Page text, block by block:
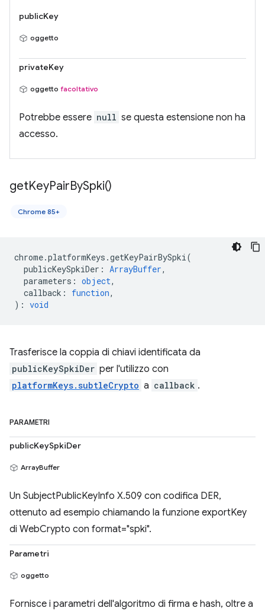
publicKey
oggetto
privateKey
oggetto facoltativo
Potrebbe essere null se questa estensione non ha
accesso.
getKeyPairBySpki()
Chrome 85+
chrome.platformKeys .getKeyPairBySpki(
publicKeySpkiDer : ArrayBuffer,
parameters : object,
callback : function,
) : void
Trasferisce la coppia di chiavi identificata da
publicKeySpkiDer per l'utilizzo con
platformKeys.subtleCrypto a callback .
PARAMETRI
publicKeySpkiDer
ArrayBuffer
Un SubjectPublicKeyInfo X.509 con codifica DER,
ottenuto ad esempio chiamando la funzione exportKey
di WebCrypto con format="spki".
Parametri
oggetto
Fornisce i parametri dell'algoritmo di firma e hash, oltre a